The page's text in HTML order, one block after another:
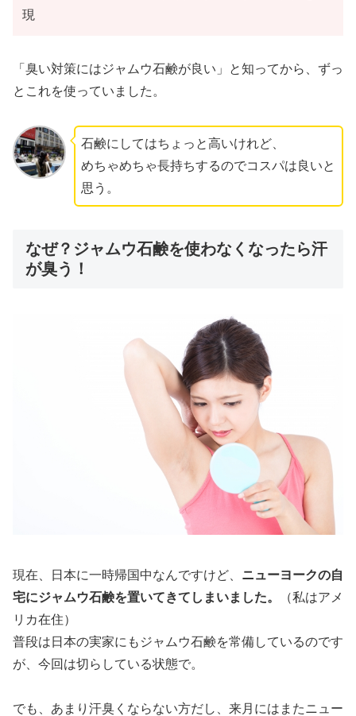
現
「臭い対策にはジャムウ石鹸が良い」と知ってから、ずっ
とこれを使っていました。
石鹸にしてはちょっと高いけれど、
めちゃめちゃ長持ちするのでコスパは良いと
思う。
なぜ？ジャムウ石鹸を使わなくなったら汗
が臭う！
現在、日本に一時帰国中なんですけど、 ニューヨークの自
宅にジャムウ石鹸を置いてきてしまいました。
（私はアメ
リカ在住）
普段は日本の実家にもジャムウ石鹸を常備しているのです
が、今回は切らしている状態で。
でも、あまり汗臭くならない方だし、来月にはまたニュー